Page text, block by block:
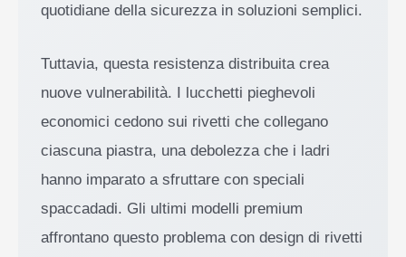
quotidiane della sicurezza in soluzioni semplici.
Tuttavia, questa resistenza distribuita crea
nuove vulnerabilità. I lucchetti pieghevoli
economici cedono sui rivetti che collegano
ciascuna piastra, una debolezza che i ladri
hanno imparato a sfruttare con speciali
spaccadadi. Gli ultimi modelli premium
affrontano questo problema con design di rivetti